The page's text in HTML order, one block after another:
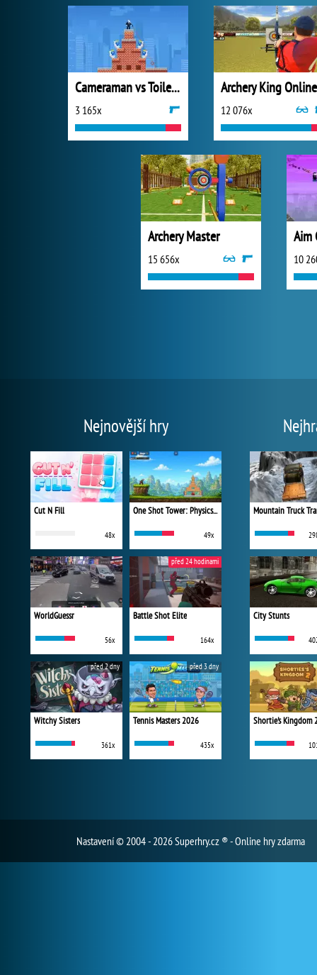
Cameraman vs Toilets Puzzle
3 165x
Archery King Online
12 076x
Archery Master
15 656x
Aim
10
Nejnovější hry
Cut N Fill
48x
One Shot Tower: Physics Destroyer
49x
WorldGuessr
56x
Battle Shot Elite
164x
před 24 hodinami
Witchy Sisters
361x
před 2 dny
Tennis Masters 2026
435x
před 3 dny
Mountain Truck
City Stunts
Shortie's Kingdom
Nastavení© 2004 - 2026 Superhry.cz ® - Online hry zdarma